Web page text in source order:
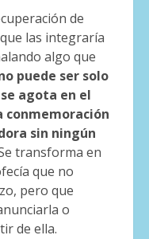
de
las integraría
algo que
puede ser solo
agota en el
conmemoración
sin ningún
transforma en
que no
pero que
o
de ella.